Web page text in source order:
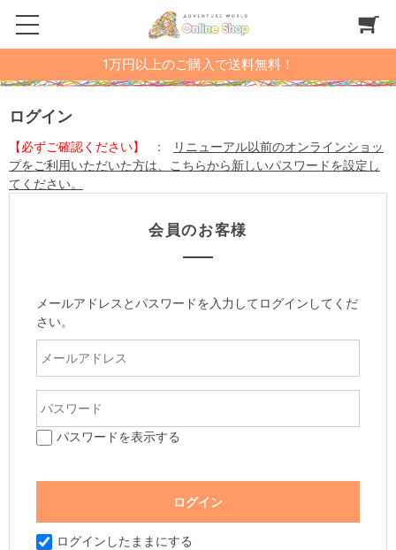
1万円以上のご購入で送料無料！
ログイン
【必ずご確認ください】 :
リニューアル以前のオンラインショッ
プをご利用いただいた方は、こちらから新しいパスワードを設定し
てください。
会員のお客様
メールアドレスとパスワードを入力してログインしてくだ
さい。
パスワードを表示する
ログインしたままにする